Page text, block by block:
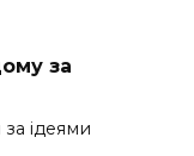
за
ідеями